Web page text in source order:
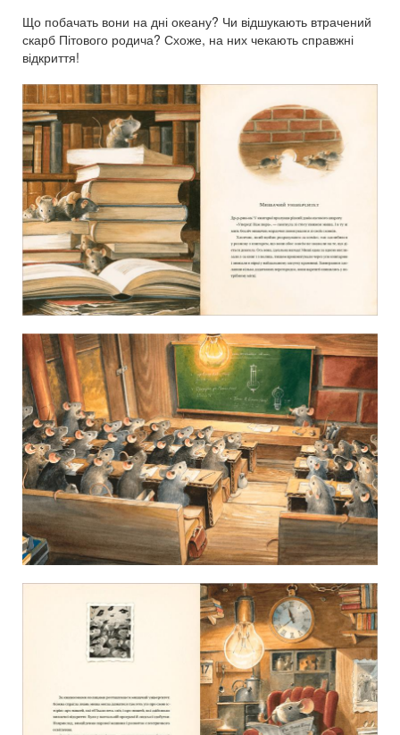
Що побачать вони на дні океану? Чи відшукають втрачений
скарб Пітового родича? Схоже, на них чекають справжні
відкриття!